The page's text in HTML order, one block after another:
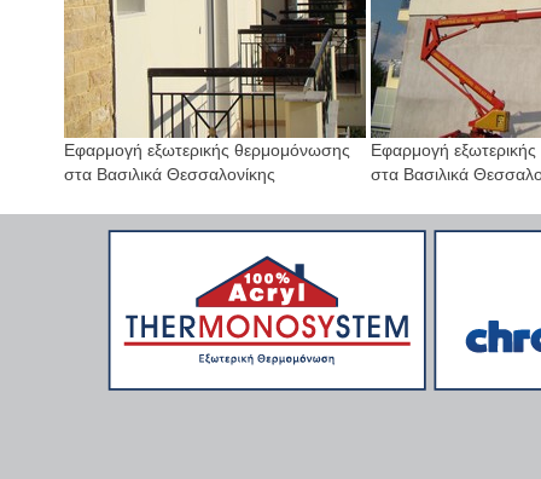
Εφαρμογή εξωτερικής θερμομόνωσης
στα Βασιλικά Θεσσαλονίκης
Εφαρμογή
στα Βασιλικά